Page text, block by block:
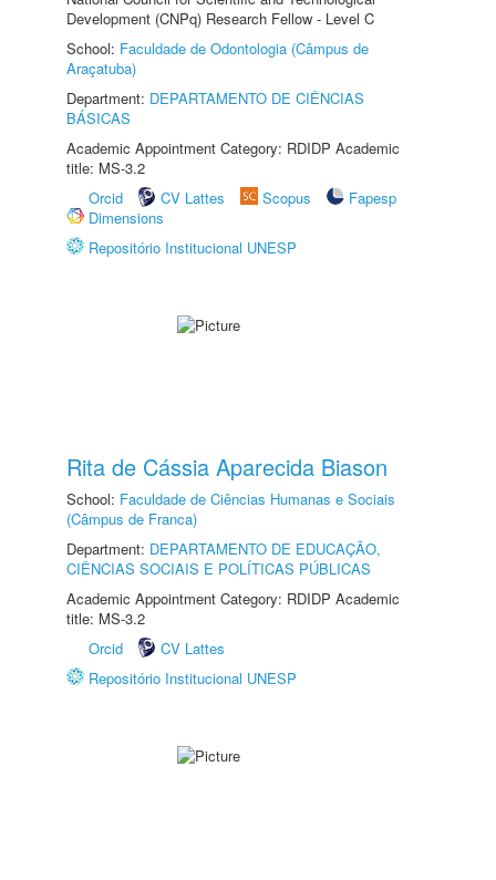
Development (CNPq) Research Fellow - Level C
School: Faculdade de Odontologia (Câmpus de
Araçatuba)
Department: DEPARTAMENTO DE CIÊNCIAS
BÁSICAS
Academic Appointment Category: RDIDP Academic
title: MS-3.2
Orcid
CV Lattes Scopus
Fapesp
Dimensions
Repositório Institucional UNESP
Rita de Cássia Aparecida Biason
School: Faculdade de Ciências Humanas e Sociais
(Câmpus de Franca)
Department: DEPARTAMENTO DE EDUCAÇÃO,
CIÊNCIAS SOCIAIS E POLÍTICAS PÚBLICAS
Academic Appointment Category: RDIDP Academic
title: MS-3.2
Orcid
CV Lattes
Repositório Institucional UNESP